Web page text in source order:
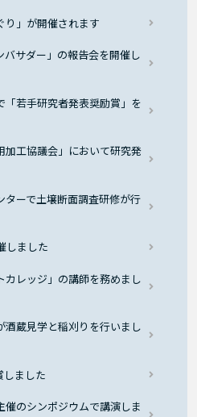
り」が開催されます
バサダー」の報告会を開催し
若手研究者発表奨励賞」を
工協議会」において研究発
ーで土壌断面調査研修が行
しました
レッジ」の講師を務めまし
酒蔵見学と稲刈りを行いまし
しました
のシンポジウムで講演しま